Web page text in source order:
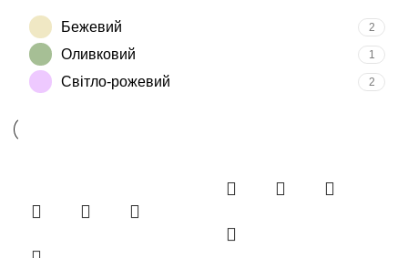
Бежевий 2
Оливковий 1
Світло-рожевий 2